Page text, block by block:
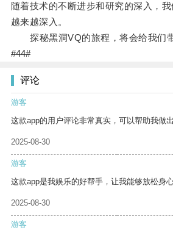
随着技术的不断进步和研究的深入，
越来越深入。
探秘黑洞VQ的旅程，将会给我们带
#44#
评论
游客
这款app的用户评论非常真实，可以帮助我做
2025-08-30
游客
这款app是我娱乐的好帮手，让我能够放松身
2025-08-30
游客